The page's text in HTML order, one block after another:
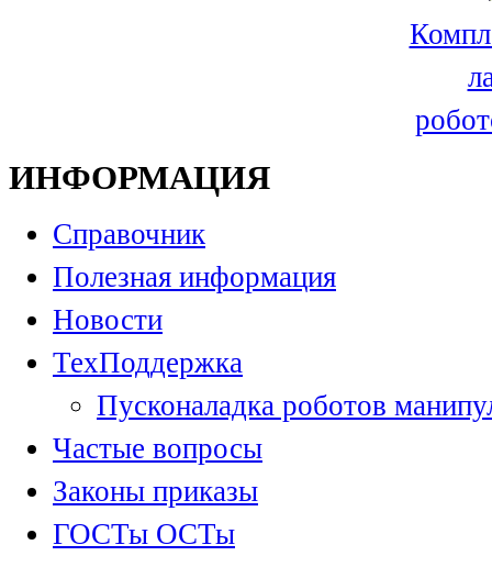
ИНФОРМАЦИЯ
Справочник
Полезная информация
Новости
ТехПоддержка
Пусконаладка роботов
Частые вопросы
Законы приказы
ГОСТы ОСТы